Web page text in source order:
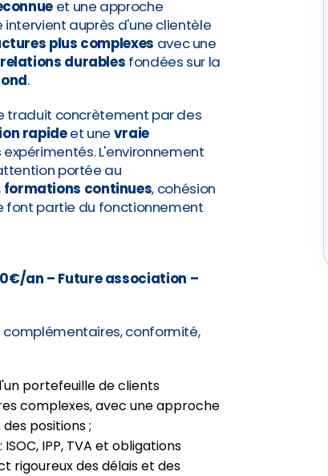
et une approche
intervient auprès d'une clientèle
plus complexes avec une
relations durables fondées sur la
.
traduit concrètement par des
rapideet une vraie
L'environnement
portée au
formations continues, cohésion
font partie du fonctionnement
an – Future association –
complémentaires, conformité,
portefeuille de clients
complexes, avec une approche
positions ;
: ISOC, IPP, TVA et obligations
rigoureux des délais et des